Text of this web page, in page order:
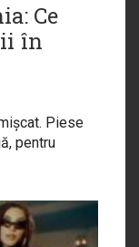
Ce
în
Piese
pentru